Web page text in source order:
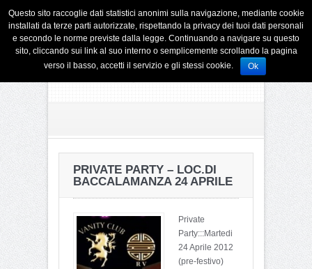
PRIVATE PARTY – LOC.DI
BACCALAMANZA 24 APRILE
Private
Party:::Martedi
24 Aprile 2012
(pre-festivo)
Questo sito raccoglie dati statistici anonimi sulla navigazione, mediante cookie
installati da terze parti autorizzate, rispettando la privacy dei tuoi dati personali
e secondo le norme previste dalla legge. Continuando a navigare su questo
sito, cliccando sui link al suo interno o semplicemente scrollando la pagina
verso il basso, accetti il servizio e gli stessi cookie.
Ok